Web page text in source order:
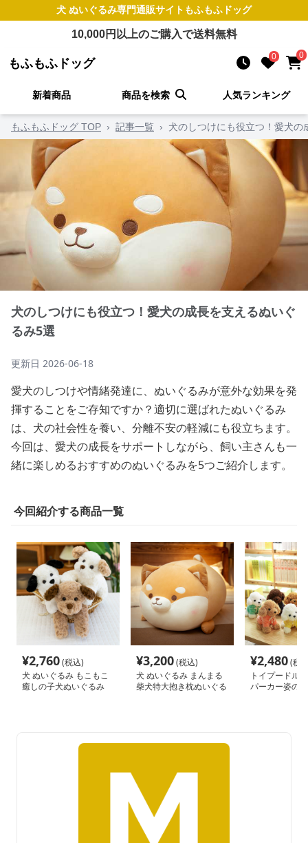
犬 ぬいぐるみ専門通販サイト もふもふドッグ
10,000円以上のご購入で送料無料
もふもふドッグ 0 0
新着商品 商品を検索 人気ランキング
もふもふドッグ TOP › 記事一覧 › 犬のしつけにも役立つ！愛犬
犬のしつけにも役立つ！愛犬の成長を支えるぬいぐ
るみ5選
更新日 2026-06-18
愛犬のしつけや情緒発達に、ぬいぐるみが意外な効果を発
揮することをご存知ですか？適切に選ばれたぬいぐるみ
は、犬の社会性を養い、分離不安の軽減にも役立ちます。
今回は、愛犬の成長をサポートしながら、飼い主さんも一
緒に楽しめるおすすめのぬいぐるみを5つご紹介します。
今回紹介する商品一覧
¥2,760(税込)
犬 ぬいぐるみ もこもこ
癒しの子犬ぬいぐるみ
¥3,200(税込)
犬 ぬいぐるみ まんまる
柴犬特大抱き枕ぬいぐる
¥2,480(税
トイプードル
パーカー姿の